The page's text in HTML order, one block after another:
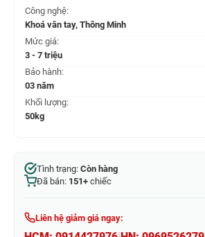
Công nghệ:
Khoá vân tay, Thông Minh
Mức giá:
3 - 7 triệu
Bảo hành:
03 năm
Khối lượng:
50kg
Tình trạng: Còn hàng
Đã bán: 151+ chiếc
Liên hệ giảm giá ngay: